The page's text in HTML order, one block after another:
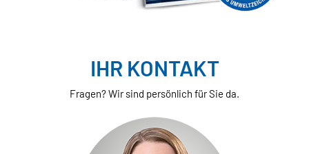
IHR KONTAKT
Fragen? Wir sind persönlich für Sie da.